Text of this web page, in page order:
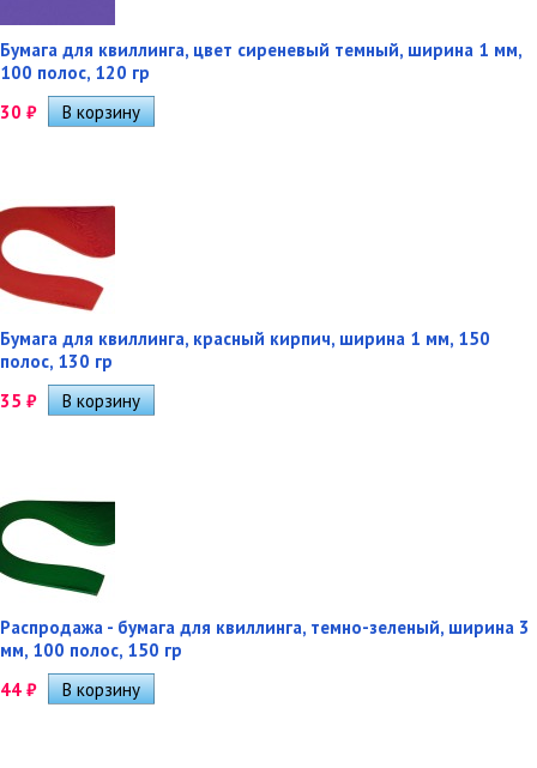
Бумага для квиллинга, цвет сиреневый темный, ширина 1 мм,
100 полос, 120 гр
30 ₽
Бумага для квиллинга, красный кирпич, ширина 1 мм, 150
полос, 130 гр
35 ₽
Распродажа - бумага для квиллинга, темно-зеленый, ширина 3
мм, 100 полос, 150 гр
44 ₽